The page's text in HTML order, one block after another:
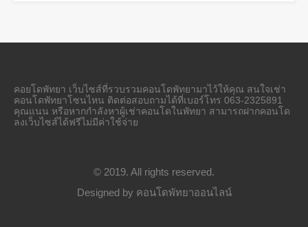
คอยโดพัทยา เว็บไซส์ที่รวบรวมคอนโดพัทยามาไว้ให้คุณ สนใจเช่า
คอนโดพัทยาโซนไหน ติดต่อสอบถามได้ที่เบอร์โทร 063-2325891
คุณแนน หรือหากกำลังหาผู้เช่าคอนโดในพัทยา สามารถฝากคอนโด
ลงเว็บไซส์ได้ฟรีไม่มีค่าใช้จ่าย
© 2019. All rights reserved.
Designed by คอนโดพัทยาออนไลน์